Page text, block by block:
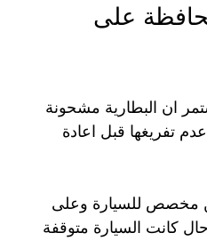
على
ان البطارية مشحونة
تفريغها قبل اعادة
مخصص للسيارة وعلى
كانت السيارة متوقفة